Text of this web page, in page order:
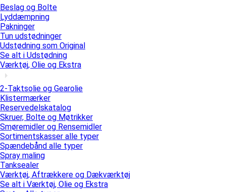
Beslag og Bolte
Lyddæmpning
Pakninger
Tun udstødninger
Udstødning som Original
Se alt i Udstødning
Værktøj, Olie og Ekstra
2-Taktsolie og Gearolie
Klistermærker
Reservedelskatalog
Skruer, Bolte og Møtrikker
Smøremidler og Rensemidler
Sortimentskasser alle typer
Spændebånd alle typer
Spray maling
Tanksealer
Værktøj, Aftrækkere og Dækværktøj
Se alt i Værktøj, Olie og Ekstra